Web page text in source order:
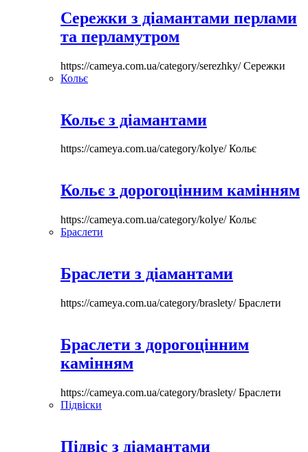
Сережки з діамантами перлами
та перламутром
https://cameya.com.ua/category/serezhky/Сережки
Кольє
Кольє з діамантами
https://cameya.com.ua/category/kolye/Кольє
Кольє з дорогоцінним камінням
https://cameya.com.ua/category/kolye/Кольє
Браслети
Браслети з діамантами
https://cameya.com.ua/category/braslety/Браслети
Браслети з дорогоцінним
камінням
https://cameya.com.ua/category/braslety/Браслети
Підвіски
Підвіс з діамантами